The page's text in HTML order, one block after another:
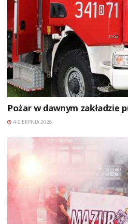
Pożar w dawnym zakładzie
4 SIERPNIA 2026